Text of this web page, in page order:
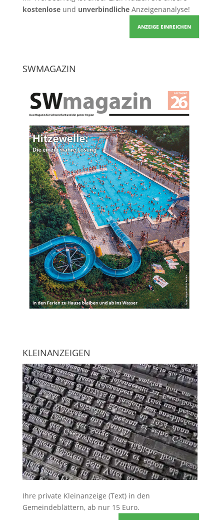
kostenloseund unverbindlicheAnzeigenanalyse!
ANZEIGE EINREICHEN
SWMAGAZIN
KLEINANZEIGEN
Ihre private Kleinanzeige (Text) in den
Gemeindeblättern, ab nur 15 Euro.